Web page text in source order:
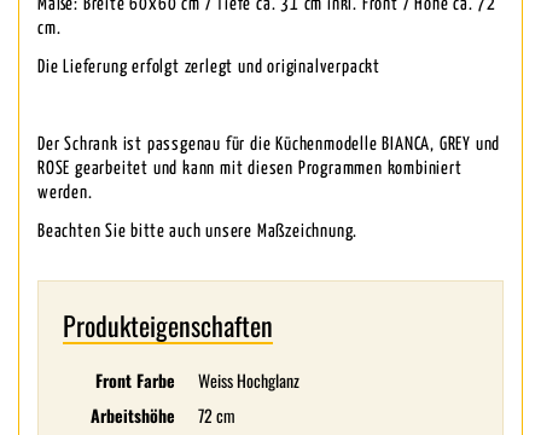
Maße: Breite 60x60 cm / Tiefe ca. 31 cm inkl. Front / Höhe ca. 72
cm.
Die Lieferung erfolgt zerlegt und originalverpackt
Der Schrank ist passgenau für die Küchenmodelle BIANCA, GREY und
ROSE gearbeitet und kann mit diesen Programmen kombiniert
werden.
Beachten Sie bitte auch unsere Maßzeichnung.
Produkteigenschaften
Front Farbe
Weiss Hochglanz
Arbeitshöhe
72 cm